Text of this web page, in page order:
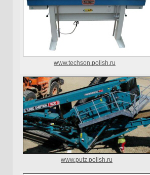
www.techson.polish.ru
www.putz.polish.ru